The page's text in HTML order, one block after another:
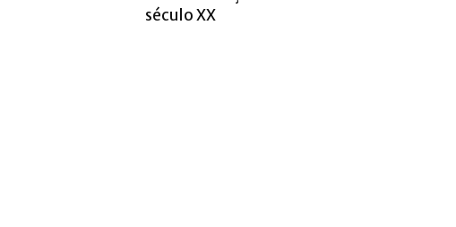
século XX